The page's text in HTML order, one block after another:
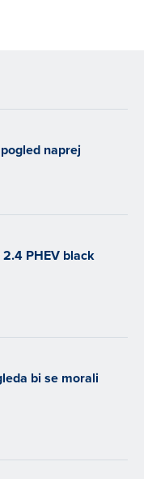
naprej
PHEV black
bi se morali